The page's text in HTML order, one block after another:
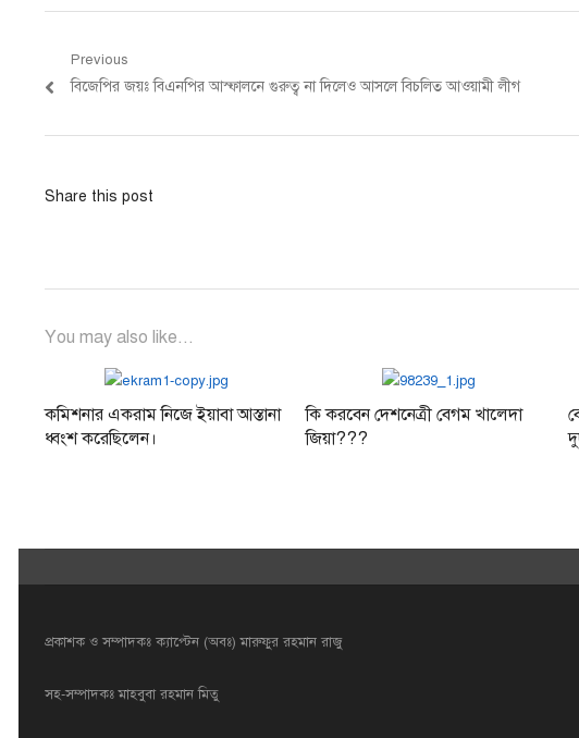
Post
navigation
Previous
Previous
বিজেপির জয়ঃ বিএনপির আস্ফালনে গুরুত্ব না দিলেও আসলে বিচলিত আওয়ামী লীগ
Share this post
You may also like...
কমিশনার একরাম নিজে ইয়াবা আস্তানা
ধ্বংশ করেছিলেন।
কি করবেন দেশনেত্রী বেগম খালেদা
জিয়া???
প্রকাশক ও সম্পাদকঃ ক্যাপ্টেন (অবঃ) মারুফুর রহমান রাজু
সহ-সম্পাদকঃ মাহবুবা রহমান মিতু